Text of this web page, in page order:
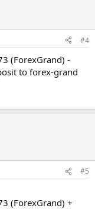
#4
(ForexGrand) -
to forex-grand
#5
(ForexGrand) +